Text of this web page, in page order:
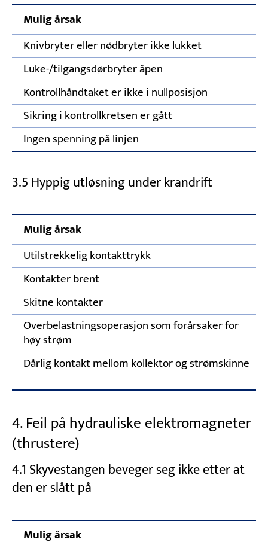
Mulig årsak
Knivbryter eller nødbryter ikke lukket
Luke-/tilgangsdørbryter åpen
Kontrollhåndtaket er ikke i nullposisjon
Sikring i kontrollkretsen er gått
Ingen spenning på linjen
3.5 Hyppig utløsning under krandrift
Mulig årsak
Utilstrekkelig kontakttrykk
Kontakter brent
Skitne kontakter
Overbelastningsoperasjon som forårsaker for
høy strøm
Dårlig kontakt mellom kollektor og strømskinne
4. Feil på hydrauliske elektromagneter
(thrustere)
4.1 Skyvestangen beveger seg ikke etter at
den er slått på
Mulig årsak